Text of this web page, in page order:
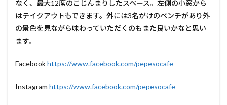
なく、最大12席のこじんまりしたスペース。左側の小窓から
はテイクアウトもできます。外には3名がけのベンチがあり外
の景色を見ながら味わっていただくのもまた良いかなと思い
ます。
Facebookhttps://www.facebook.com/pepesocafe
Instagram https://www.facebook.com/pepesocafe